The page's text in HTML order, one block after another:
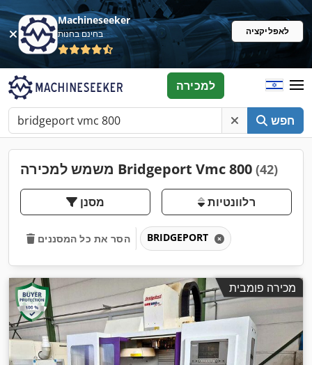
Machineseeker
בחינם בחנות לאפליקציה
חפש
למכירה
משמש למכירה Bridgeport Vmc 800 (42)
מסנן רלוונטיות
הסר את כל המסננים BRIDGEPORT
מכירה פומבית